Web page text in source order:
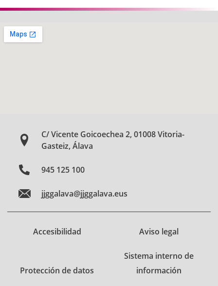
C/ Vicente Goicoechea 2, 01008 Vitoria-
Gasteiz, Álava
945 125 100
jjggalava@jjggalava.eus
Accesibilidad Aviso legal
Protección de datos
Sistema interno de
información